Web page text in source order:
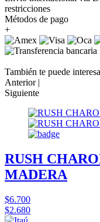
restricciones
Métodos de pago
+
También te puede
Anterior |
Siguiente
RUSH
MADERA
$6.700
$2.680